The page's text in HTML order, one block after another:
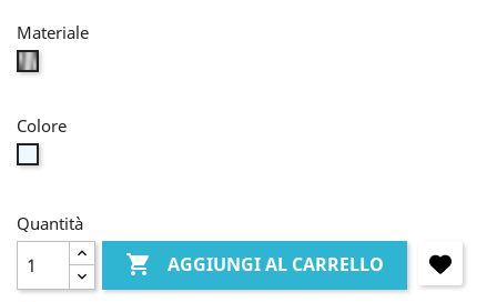
Materiale
bianco
Colore
Quantità
 AGGIUNGI AL CARRELLO